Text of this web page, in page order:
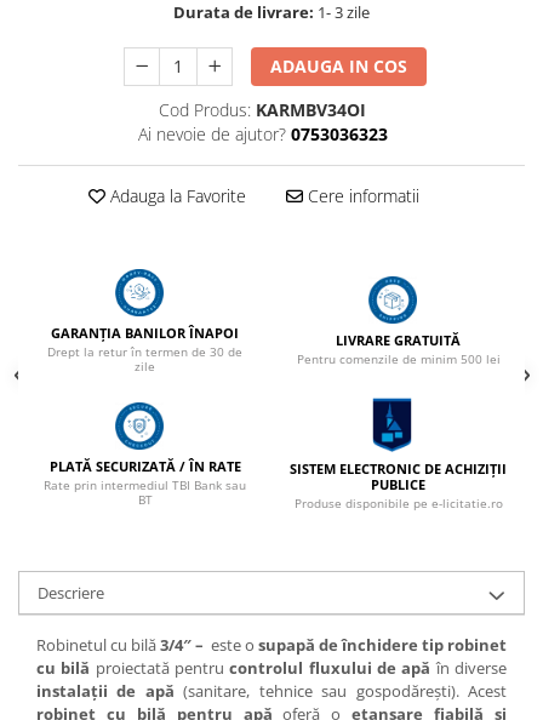
Adapare
Echipament grajd
Ingrijire in general
Garduri electrice
Alte accesorii
Baterii / Acumulatori
Conductori gard electric
Conectori
Intinzatori
Durata de livrare: 1- 3 zile
ADAUGA IN COS
Cod Produs: KARMBV34OI
Ai nevoie de ajutor? 0753036323
Adauga la Favorite Cere informatii
GARANȚIA BANILOR ÎNAPOI
Drept la retur în termen de 30 de
zile
LIVRARE GRATUITĂ
Pentru comenzile de minim 500 lei
PLATĂ SECURIZATĂ / ÎN RATE
Rate prin intermediul TBI Bank sau
BT
SISTEM ELECTRONIC DE ACHIZIȚII
PUBLICE
Produse disponibile pe e-licitatie.ro
Descriere
Robinetul cu bilă3/4″ – este o supapă de închidere tip robinet
cu bilă proiectată pentrucontrolul fluxului de apă în diverse
instalații de apă (sanitare, tehnice sau gospodărești). Acest
robinet cu bilă pentru apă oferă oetanșare fiabilă și